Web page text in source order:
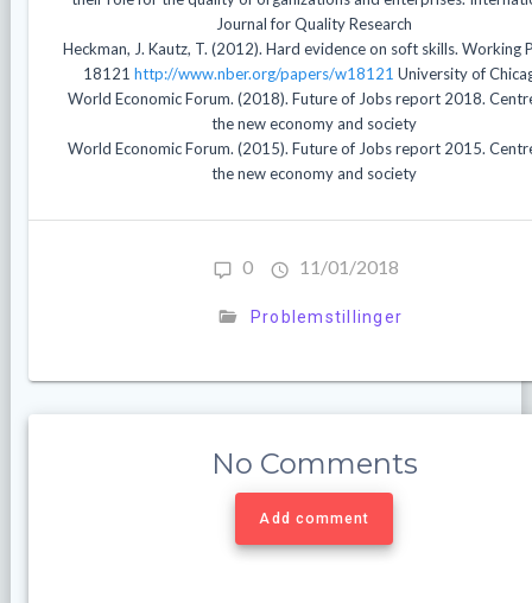
Journal for Quality Research
Heckman, J. Kautz, T. (2012). Hard evidence on soft skills. Working
18121http://www.nber.org/papers/w18121 University of
World Economic Forum. (2018). Future of Jobs report 2018.
the new economy and society
World Economic Forum. (2015). Future of Jobs report 2015.
the new economy and society
0 11/01/2018
Problemstillinger
No Comments
Add comment